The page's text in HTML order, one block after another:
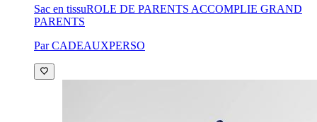
Sac en tissuROLE DE PARENTS ACCOMPLIE GRAND
PARENTS
Par CADEAUXPERSO